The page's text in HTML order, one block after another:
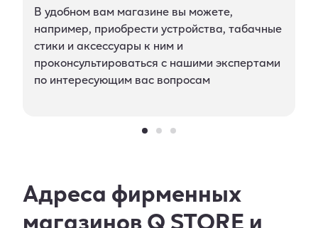
В удобном вам магазине вы можете,
например, приобрести устройства, табачные
стики и аксессуары к ним и
проконсультироваться с нашими экспертами
по интересующим вас вопросам
Адреса фирменных